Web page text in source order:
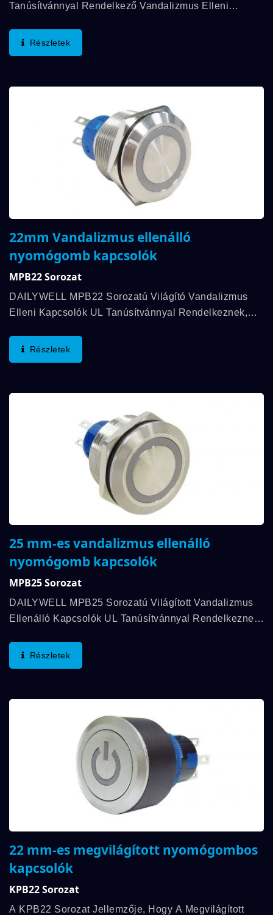
Tanúsítvánnyal Rendelkező Vandalizmus Elleni
Rendelkezik. További Jellemzők Közé Tartozik Az
IP67...
Részletek
22mm Vandalizmus ellenálló
nyomógomb kapcsolók
MPB22 Sorozat
DAILYWELL MPB22 Sorozatú Világító Vandalizmus
Elleni Kapcsolók UL Tanúsítvánnyal Rendelkeznek,
Kapcsolók Megfelelnek Az IP67 Szabványoknak, És
Hosszú...
Részletek
25 mm-es vandalizmus ellenálló
nyomógomb kapcsolók
MPB25 Sorozat
DAILYWELL MPB25 Sorozatú Világított Vandalizmus
Ellenálló Kapcsolók UL Tanúsítvánnyal Rendelkeznek,
Jellemzők Közé Tartozik Az IP67 Besorolás...
Részletek
22 mm-es megvilágított nyomógombos
kapcsolók
KPB22 Sorozat
A KPB22 Sorozat Jellemzője, Hogy A Megvilágított